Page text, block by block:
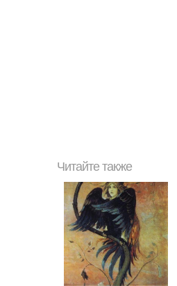
Читайте также